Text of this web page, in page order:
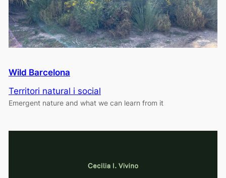
Wild Barcelona
Territori natural i social
Emergent nature and what we can learn from it